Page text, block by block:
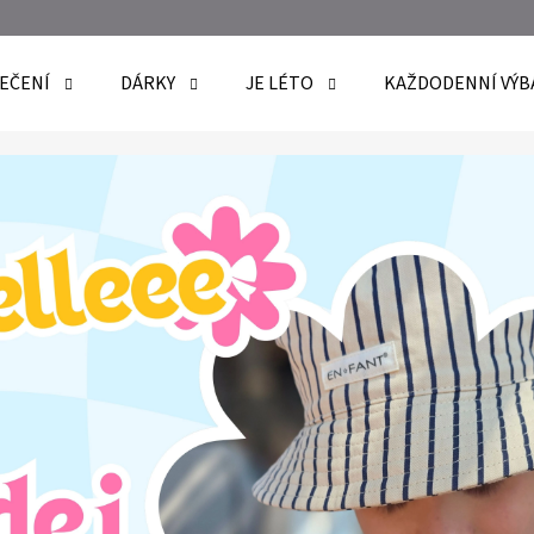
DÁRKY JE LÉTO KAŽDODENNÍ
POTŘEBUJETE NAJÍT?
HLEDAT
DOPORUČUJEME